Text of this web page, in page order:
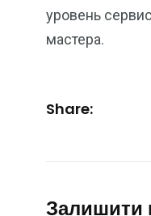
уровень
мастера.
Share:
Залишити